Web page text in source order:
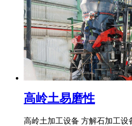
高岭土易磨性
高岭土加工设备 方解石加工设